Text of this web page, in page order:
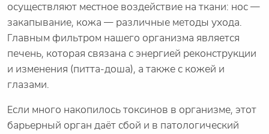
осуществляют местное воздействие на ткани: нос —
закапывание, кожа — различные методы ухода.
Главным фильтром нашего организма является
печень, которая связана с энергией реконструкции
и изменения (питта-доша), а также с кожей и
глазами.
Если много накопилось токсинов в организме, этот
барьерный орган даёт сбой и в патологический